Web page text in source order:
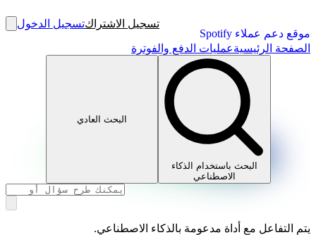
موقع دعم عملاء Spotify
تسجيل الاشتراكتسجيل الدخول
الصفحة الرئيسيةعمليات الدفع والفوترة
البحث باستخدام الذكاء
الاصطناعي
البحث العادي
يتم التفاعل مع أداة مدعومة بالذكاء الاصطناعي.